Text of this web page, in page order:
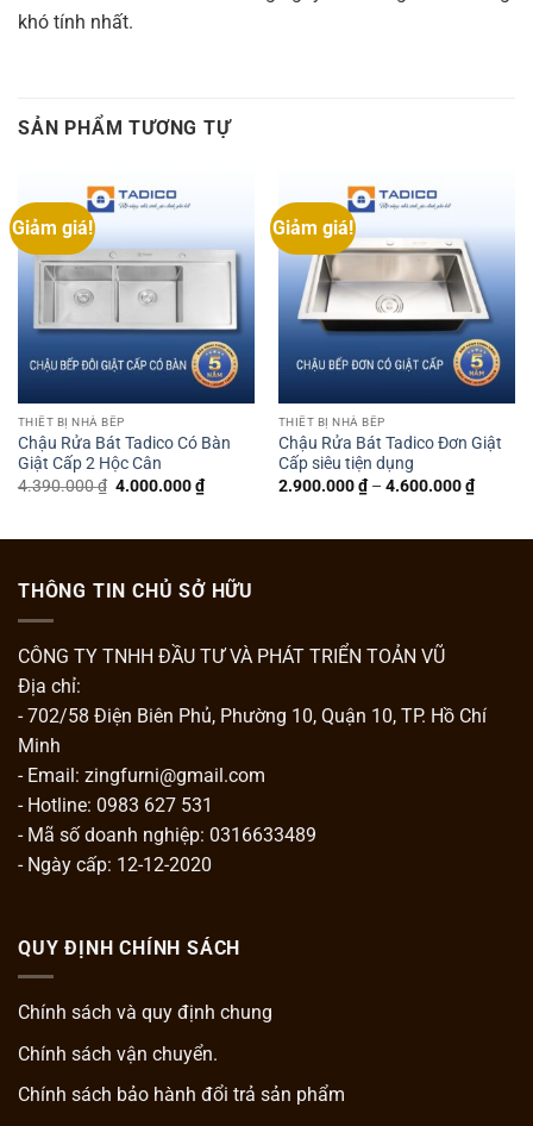
khó tính nhất.
SẢN PHẨM TƯƠNG TỰ
Giảm giá!
THIẾT BỊ NHÀ BẾP
Chậu Rửa Bát Tadico Có Bàn
Giật Cấp 2 Hộc Cân
4.390.000₫ Giá
4.000.000₫Giá
hiện
4.000.000 ₫.
Giảm giá!
THIẾT BỊ NHÀ BẾP
Chậu Rửa Bát Tadico Đơn Giật
Cấp siêu tiện dụng
2.900.000₫– 4.600.000₫
THÔNG TIN CHỦ SỞ HỮU
CÔNG TY TNHH ĐẦU TƯ VÀ PHÁT TRIỂN TOẢN VŨ
Địa chỉ:
- 702/58 Điện Biên Phủ, Phường 10, Quận 10, TP. Hồ Chí
Minh
- Email: zingfurni@gmail.com
- Hotline: 0983 627 531
- Mã số doanh nghiệp: 0316633489
- Ngày cấp: 12-12-2020
QUY ĐỊNH CHÍNH SÁCH
Chính sách và quy định chung
Chính sách vận chuyển.
Chính sách bảo hành đổi trả sản phẩm